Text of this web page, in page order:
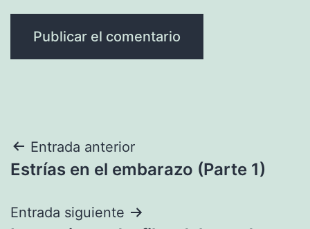
Navegación
de
entradas
Entrada anterior
Estrías en el embarazo (Parte 1)
Entrada siguiente